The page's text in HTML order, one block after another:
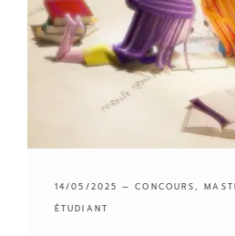
14/05/2025 —CONCOURS,
ÉTUDIANT